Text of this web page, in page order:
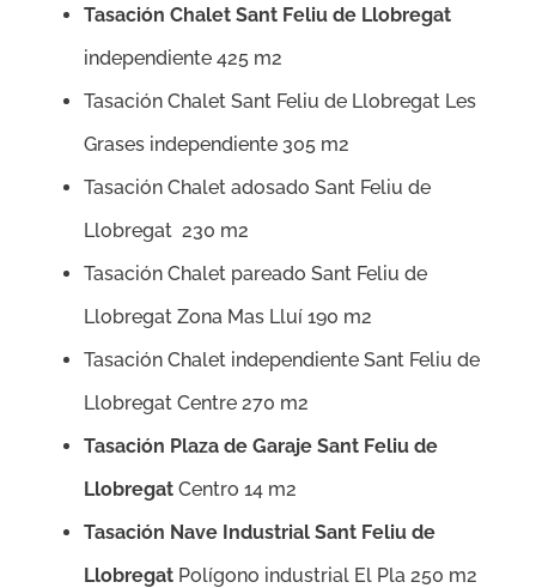
Tasación Chalet Sant Feliu de Llobregat
independiente 425 m2
Tasación Chalet Sant Feliu de Llobregat Les
Grases independiente 305 m2
Tasación Chalet adosado Sant Feliu de
Llobregat 230 m2
Tasación Chalet pareado Sant Feliu de
Llobregat Zona Mas Lluí 190 m2
Tasación Chalet independiente Sant Feliu de
Llobregat Centre 270 m2
Tasación Plaza de Garaje Sant Feliu de
Llobregat Centro 14 m2
Tasación Nave Industrial Sant Feliu de
Llobregat Polígono industrial El Pla 250 m2